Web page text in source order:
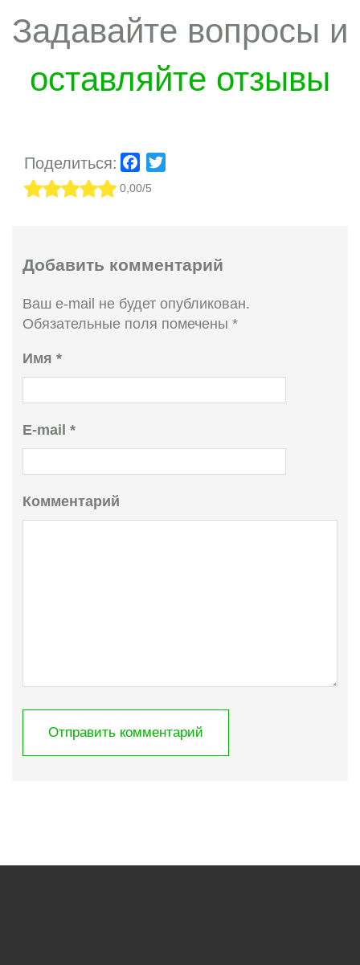
Задавайте вопросы и
оставляйте отзывы
Поделиться: Facebook
0,00/5
Добавить комментарий
Ваш e-mail не будет опубликован.
Обязательные поля помечены *
Имя *
E-mail *
Комментарий